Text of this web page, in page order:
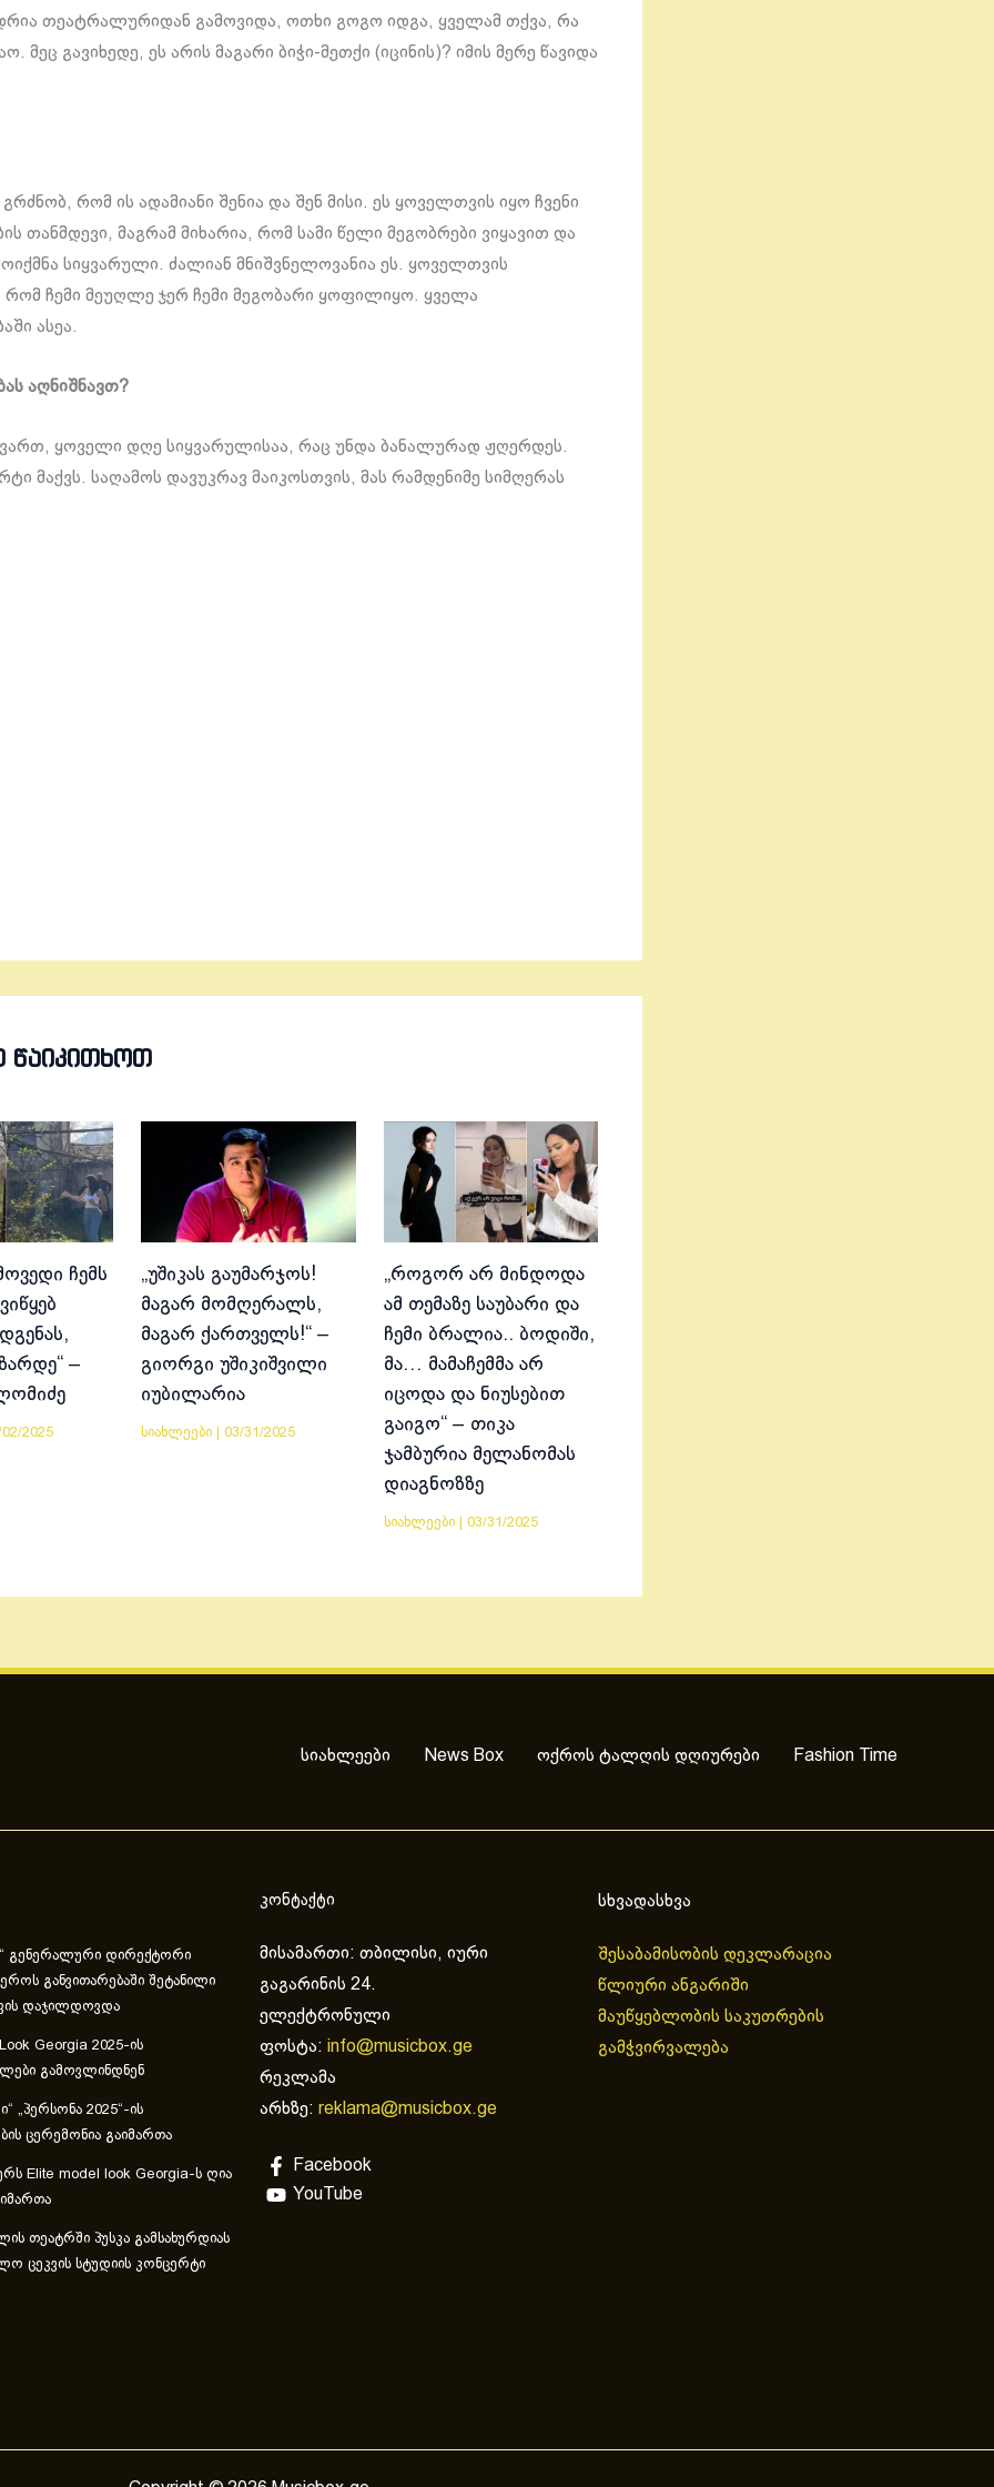
თეატრალურიდან გამოვიდა, ოთხი გოგო იდგა, ყველამ თქვა, რა
მეც გავიხედე, ეს არის მაგარი ბიჭი-მეთქი (იცინის)? იმის მერე წავიდა
რომ ის ადამიანი შენია და შენ მისი. ეს ყოველთვის იყო ჩვენი
თანმდევი, მაგრამ მიხარია, რომ სამი წელი მეგობრები ვიყავით და
სიყვარული. ძალიან მნიშვნელოვანია ეს. ყოველთვის
რომ ჩემი მეუღლე ჯერ ჩემი მეგობარი ყოფილიყო. ყველა
ასეა.
აღნიშნავთ?
ყოველი დღე სიყვარულისაა, რაც უნდა ბანალურად ჟღერდეს.
მაქვს. საღამოს დავუკრავ მაიკოსთვის, მას რამდენიმე სიმღერას
ᲬᲐᲘᲙᲘᲗᲮᲝᲗ
ჩემს
–
2025
„უშიკას გაუმარჯოს!
მაგარ მომღერალს,
მაგარ ქართველს!“ –
გიორგი უშიკიშვილი
იუბილარია
სიახლეები |03/31/2025
„როგორ არ მინდოდა
ამ თემაზე საუბარი და
ჩემი ბრალია.. ბოდიში,
მა… მამაჩემმა არ
იცოდა და ნიუსებით
გაიგო“ – თიკა
ჯამბურია მელანომას
დიაგნოზზე
სიახლეები| 03/31/2025
სიახლეები News Box ოქროს ტალღის დღიურები Fashion Time
გენერალური დირექტორი
განვითარებაში შეტანილი
დაჯილდოვდა
Georgia 2025-ის
გამოვლინდნენ
„პერსონა 2025“-ის
ცერემონია გაიმართა
Elite model look Georgia-ს ღია
თეატრში პუსკა გამსახურდიას
ცეკვის სტუდიის კონცერტი
კონტაქტი
მისამართი: თბილისი, იური
გაგარინის 24.
ელექტრონული
ფოსტა: info@musicbox.ge
რეკლამა
არხზე: reklama@musicbox.ge
Facebook
YouTube
სხვადასხვა
შესაბამისობის დეკლარაცია
წლიური ანგარიში
მაუწყებლობის საკუთრების
გამჭვირვალება